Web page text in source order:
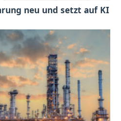
neu und setzt auf KI